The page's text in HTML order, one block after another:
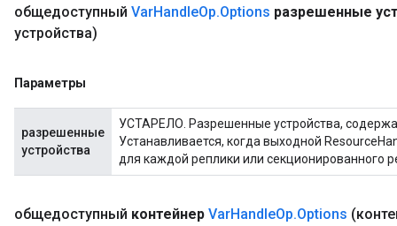
общедоступный VarHandleOp.Options разрешенные
устройства)
Параметры
разрешенные
устройства
УСТАРЕЛО. Разрешенные устройства,
Устанавливается, когда выходной
для каждой реплики или секционированного
общедоступный контейнер VarHandleOp.Options